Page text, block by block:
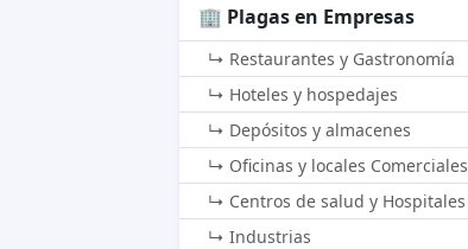
🏢 Plagas en Empresas
↳ Restaurantes y Gastronomía
↳ Hoteles y hospedajes
↳ Depósitos y almacenes
↳ Oficinas y locales Comerciales
↳ Centros de salud y Hospitales
↳ Industrias